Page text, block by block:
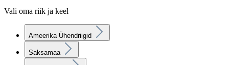
Vali oma riik ja keel
Ameerika Ühendriigid
Saksamaa